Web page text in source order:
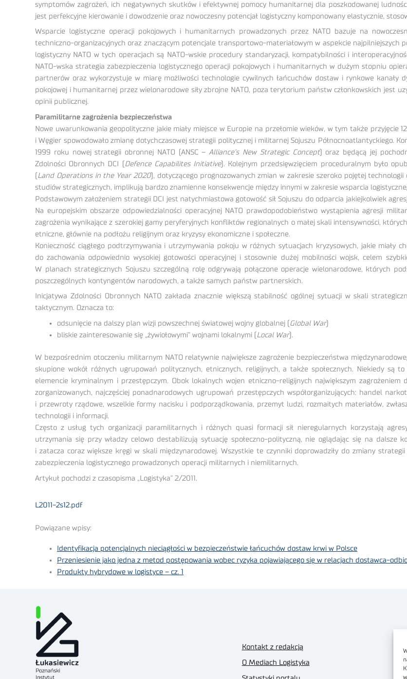
w
symptomów zagrożeń, ich negatywnych skutków i efektywnej pomocy humanitarnej dla poszkodowanej
jest perfekcyjne kierowanie i dowodzenie oraz nowoczesny potencjał logistyczny komponowany elastycznie,
Wsparcie logistyczne operacji pokojowych i humanitarnych prowadzonych przez NATO bazuje na
techniczno-organizacyjnych oraz znaczącym potencjale transportowo-materiałowym w aspekcie najpilniejszych
logistyczny NATO w tych operacjach są NATO-wskie procedury standaryzacji, kompatybilności i
NATO-wska strategia zabezpieczenia logistycznego operacji pokojowych i humanitarnych w dużym stopniu
partnerów oraz wykorzystuje w miarę możliwości technologie cywilnych łańcuchów dostaw i rynkowe kanały
pokojowej i humanitarnej przez wielonarodowe siły zbrojne NATO, poza terytorium państw członkowskich jest
opinii publicznej.
Paramilitarne zagrożenia bezpieczeństwa
Nowe uwarunkowania geopolityczne jakie miały miejsce w Europie na przełomie wieków, w tym także przyjęcie
i Węgier spowodowało zmianę dotychczasowej strategii politycznej i militarnej Sojuszu Północnoatlantyckiego.
1999 roku nowej strategii obronnej NATO (ANSC – Alliance’s New Strategic Concept) oraz będącą jej
Zdolności Obronnych DCI (
Defence Capabilites Initiative). Kolejnym przedsięwzięciem proceduralnym było
Land Operations in the Year 2020), dotyczącego prognozowanych zmian w zakresie szeroko pojętej
studiów strategicznych, implikują bardzo znamienne konsekwencje między innymi w zakresie wsparcia
Podstawowym założeniem strategii DCI jest natychmiastowa gotowość sił Sojuszu do odparcia jakiejkolwiek
Na europejskim obszarze odpowiedzialności operacyjnej NATO prawdopodobieństwo wystąpienia agresji
zagrożenia wynikające z szerokiej gamy peryferyjnych konfliktów regionalnych o małej skali intensywności,
etniczne, głównie na podłożu religijnym oraz kryzysy ekonomiczne i społeczne.
Konieczność ciągłego podtrzymywania i utrzymywania pokoju w różnych sytuacjach kryzysowych, jakie miały
do zachowania odpowiednio wysokiej gotowości operacyjnej i stosownie dużej mobilności wojsk, celem
W planach strategicznych Sojuszu szczególną rolę odgrywają połączone operacje wielonarodowe, których
poszczególnych kontyngentów narodowych, a także samych państw partnerskich.
Inicjatywa Zdolności Obronnych NATO zakłada znacznie większą stabilność ogólnej sytuacji w skali
taktycznym. Oznacza to:
odsunięcie na dalszy plan wizji powszechnej światowej wojny globalnej ( Global War)
bliskie zainteresowanie się „żywiołowymi” wojnami lokalnymi (
Local War).
W bezpośrednim otoczeniu militarnym NATO relatywnie największe zagrożenie bezpieczeństwa
skupione wokół różnych ugrupowań politycznych, etnicznych, religijnych, a także społecznych. Niekiedy są
elemencie kryminalnym i przestępczym. Obok lokalnych wojen etniczno-religijnych największym zagrożeniem
zorganizowanych, najczęściej ponadnarodowych ugrupowań przestępczych współorganizujących: handel
i przewroty rządowe, wszelkie formy nacisku i podporządkowania, przemyt ludzi, rozmaitych materiałów,
technologii i informacji.
Często z usług tych organizacji paramilitarnych i różnych quasi formacji sił nieregularnych korzystają
utrzymania się przy władzy celowo destabilizują sytuację społeczno-polityczną, nie oglądając się na dalsze
i zatacza coraz większe kręgi w skali międzynarodowej. Wszystkie te czynniki doprowadziły do zmiany
zabezpieczenia logistycznego prowadzonych operacji militarnych i niemilitarnych.
Artykuł pochodzi z czasopisma „Logistyka” 2/2011.
L2011-2s12.pdf
Powiązane wpisy:
Identyfikacja potencjalnych nieciągłości w bezpieczeństwie łańcuchów dostaw krwi w Polsce
Przeniesienie jako jedna z metod postępowania wobec ryzyka pojawiającego się w relacjach dostawca-
Produkty hybrydowe w logistyce – cz. 1
Kontakt z redakcją
O Mediach Logistyka